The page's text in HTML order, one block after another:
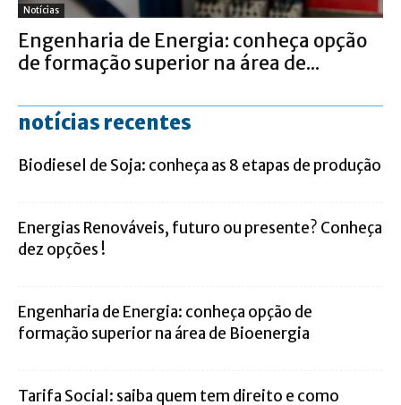
Notícias
Engenharia de Energia: conheça opção
de formação superior na área de...
notícias recentes
Biodiesel de Soja: conheça as 8 etapas de produção
Energias Renováveis, futuro ou presente? Conheça
dez opções !
Engenharia de Energia: conheça opção de
formação superior na área de Bioenergia
Tarifa Social: saiba quem tem direito e como